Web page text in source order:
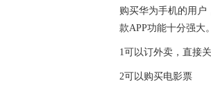
购买华为手机的用户
款APP功能十分强大。
1可以订外卖，直接
2可以购买电影票